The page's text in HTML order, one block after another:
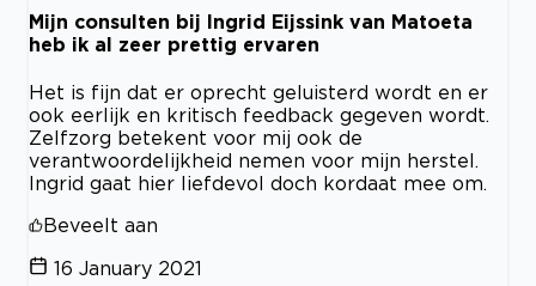
Mijn consulten bij Ingrid Eijssink van Matoeta
heb ik al zeer prettig ervaren
Het is fijn dat er oprecht geluisterd wordt en er
ook eerlijk en kritisch feedback gegeven wordt.
Zelfzorg betekent voor mij ook de
verantwoordelijkheid nemen voor mijn herstel.
Ingrid gaat hier liefdevol doch kordaat mee om.
Beveelt aan
16 January 2021